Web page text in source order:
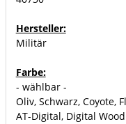
Hersteller:
Militär
Farbe:
- wählbar -
Oliv, Schwarz, Coyote,
AT-Digital, Digital